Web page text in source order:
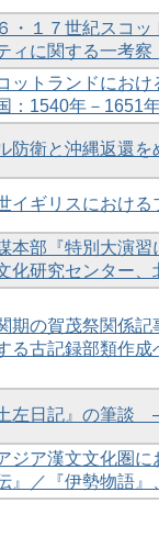
・１７世紀スコ
ィに関する一考
ットランドにお
：1540年－1651
防衛と沖縄返還
イギリスにおける
本部『特別大演
化研究センター
期の賀茂祭関係
る古記録部類作
土左日記』の筆談
ジア漢文文化圏
』／『伊勢物語